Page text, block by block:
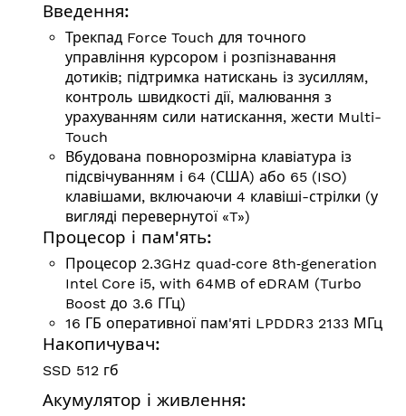
Введення:
Трекпад Force Touch для точного
управління курсором і розпізнавання
дотиків; підтримка натискань із зусиллям,
контроль швидкості дії, малювання з
урахуванням сили натискання, жести Multi-
Touch
Вбудована повнорозмірна клавіатура із
підсвічуванням і 64 (США) або 65 (ISO)
клавішами, включаючи 4 клавіші-стрілки (у
вигляді перевернутої «T»)
Процесор і пам'ять:
Процесор 2.3GHz quad‑core 8th‑generation
Intel Core i5, with 64MB of eDRAM (Turbo
Boost до 3.6 ГГц)
16 ГБ оперативної пам'яті LPDDR3 2133 МГц
Накопичувач:
SSD 512 гб
Акумулятор і живлення: